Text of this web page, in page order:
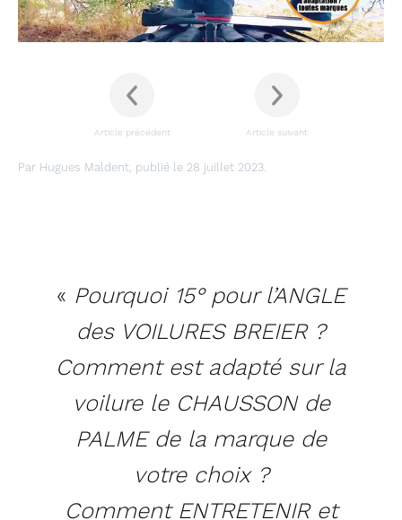
Article précédent Article suivant
Par Hugues Maldent, publié le 28 juillet 2023.
« Pourquoi 15° pour l’ANGLE
des VOILURES BREIER ?
Comment est adapté sur la
voilure le CHAUSSON de
PALME de la marque de
votre choix ?
Comment ENTRETENIR et